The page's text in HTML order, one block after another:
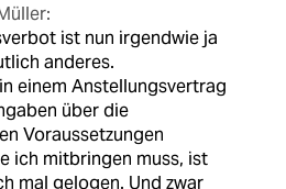
ist nun irgendwie ja
anderes.
einem Anstellungsvertrag
über die
Voraussetzungen
ich mitbringen muss, ist
mal gelogen. Und zwar